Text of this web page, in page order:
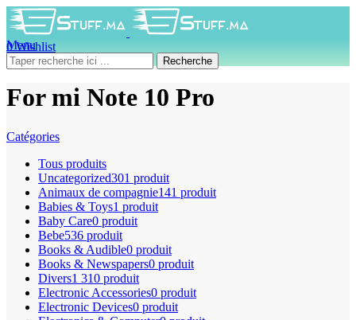
0Wishlist
0produit 0DH
Menu
Recherche
For mi Note 10 Pro
Catégories
Tous produits
Uncategorized301 produit
Animaux de compagnie141 produit
Babies & Toys1 produit
Baby Care0 produit
Bebe536 produit
Books & Audible0 produit
Books & Newspapers0 produit
Divers1 310 produit
Electronic Accessories0 produit
Electronic Devices0 produit